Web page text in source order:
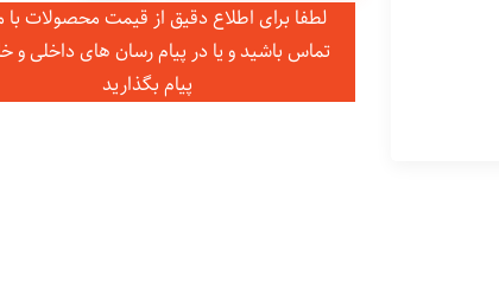
لطفا برای اطلاع دقیق از قیمت محصولات با
تماس باشید و یا در پیام رسان های داخلی و
پیام بگذارید